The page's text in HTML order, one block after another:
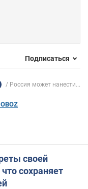
Подписаться
Россия может нанести...
своей
сохраняет